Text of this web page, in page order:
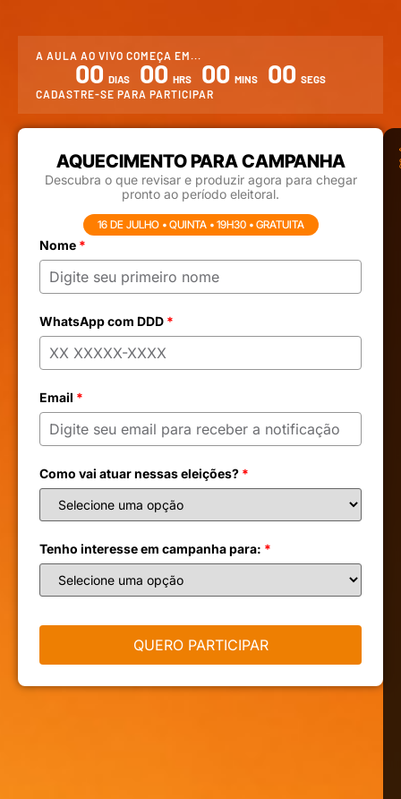
A AULA AO VIVO COMEÇA EM...
00 DIAS 00 HRS 00 MINS 00 SEGS
CADASTRE-SE PARA PARTICIPAR
AQUECIMENTO PARA CAMPANHA
Descubra o que revisar e produzir agora para chegar
pronto ao período eleitoral.
16 DE JULHO • QUINTA • 19H30 • GRATUITA
Nome *
WhatsApp com DDD *
Email *
Como vai atuar nessas eleições? *
Tenho interesse em campanha para: *
QUERO PARTICIPAR